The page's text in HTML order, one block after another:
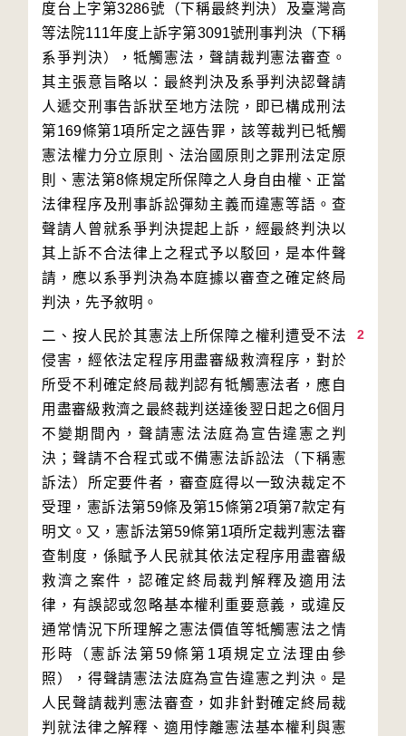
度台上字第3286號（下稱最終判決）及臺灣高
等法院111年度上訴字第3091號刑事判決（下稱
系爭判決），牴觸憲法，聲請裁判憲法審查。
其主張意旨略以：最終判決及系爭判決認聲請
人遞交刑事告訴狀至地方法院，即已構成刑法
第169條第1項所定之誣告罪，該等裁判已牴觸
憲法權力分立原則、法治國原則之罪刑法定原
則、憲法第8條規定所保障之人身自由權、正當
法律程序及刑事訴訟彈劾主義而違憲等語。查
聲請人曾就系爭判決提起上訴，經最終判決以
其上訴不合法律上之程式予以駁回，是本件聲
請，應以系爭判決為本庭據以審查之確定終局
2
二、按人民於其憲法上所保障之權利遭受不法
侵害，經依法定程序用盡審級救濟程序，對於
所受不利確定終局裁判認有牴觸憲法者，應自
用盡審級救濟之最終裁判送達後翌日起之6個月
不變期間內，聲請憲法法庭為宣告違憲之判
決；聲請不合程式或不備憲法訴訟法（下稱憲
訴法）所定要件者，審查庭得以一致決裁定不
受理，憲訴法第59條及第15條第2項第7款定有
明文。又，憲訴法第59條第1項所定裁判憲法審
查制度，係賦予人民就其依法定程序用盡審級
救濟之案件，認確定終局裁判解釋及適用法
律，有誤認或忽略基本權利重要意義，或違反
通常情況下所理解之憲法價值等牴觸憲法之情
形時（憲訴法第59條第1項規定立法理由參
照），得聲請憲法法庭為宣告違憲之判決。是
人民聲請裁判憲法審查，如非針對確定終局裁
判就法律之解釋、適用悖離憲法基本權利與憲